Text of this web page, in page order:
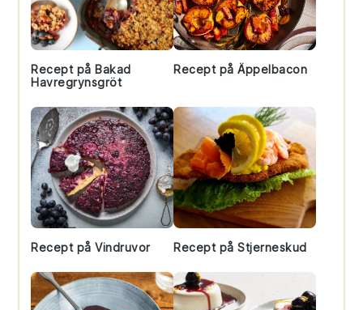
Recept på Bakad
Havregrynsgröt
Recept på Äppelbacon
Recept på Vindruvor Recept på Stjerneskud